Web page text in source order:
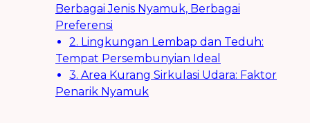
Berbagai Jenis Nyamuk, Berbagai
Preferensi
2. Lingkungan Lembap dan Teduh:
Tempat Persembunyian Ideal
3. Area Kurang Sirkulasi Udara: Faktor
Penarik Nyamuk